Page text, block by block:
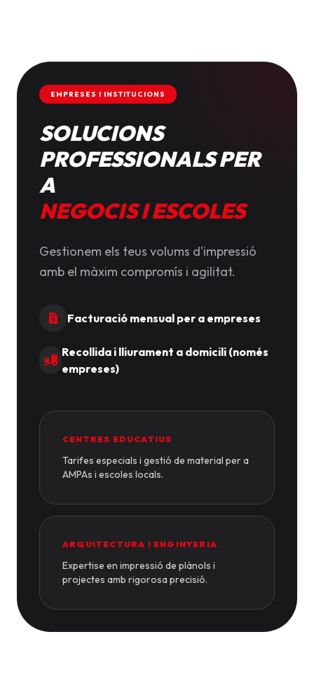
EMPRESES I INSTITUCIONS
SOLUCIONS
PROFESSIONALS PER
A
NEGOCIS I ESCOLES
Gestionem els teus volums d'impressió
amb el màxim compromís i agilitat.
Facturació mensual per a empreses
Recollida i lliurament a domicili (només
empreses)
CENTRES EDUCATIUS
Tarifes especials i gestió de material per a
AMPAs i escoles locals.
ARQUITECTURA I ENGINYERIA
Expertise en impressió de plànols i
projectes amb rigorosa precisió.